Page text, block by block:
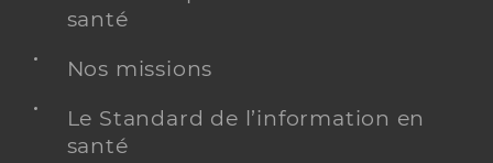
santé
Nos missions
Le Standard de l’information en
santé